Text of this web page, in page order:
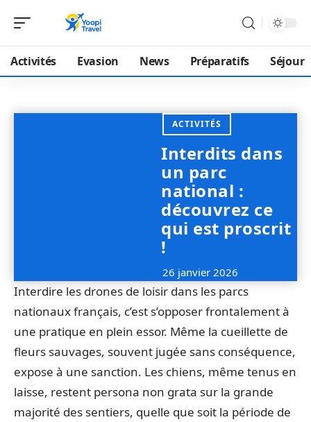
Activités Evasion News Préparatifs Séjour
ACTIVITÉS
Interdits dans
un parc
national :
découvrez ce
qui est proscrit
!
26 janvier 2026
Interdire les drones de loisir dans les parcs
nationaux français, c’est s’opposer frontalement à
une pratique en plein essor. Même la cueillette de
fleurs sauvages, souvent jugée sans conséquence,
expose à une sanction. Les chiens, même tenus en
laisse, restent persona non grata sur la grande
majorité des sentiers, quelle que soit la période de